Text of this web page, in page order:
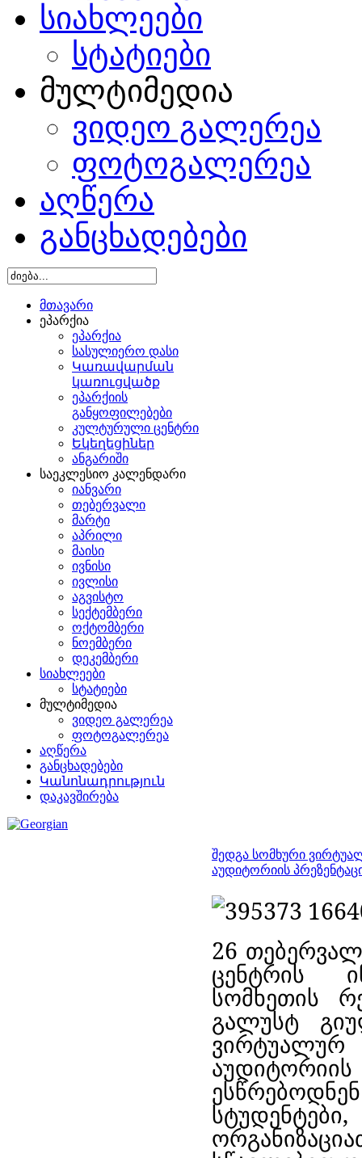
სიახლეები
სტატიები
მულტიმედია
ვიდეო გალერეა
ფოტოგალერეა
აღწერა
განცხადებები
მთავარი
ეპარქია
ეპარქია
სასულიერო დასი
Կառավարման
կառուցվածք
ეპარქიის
განყოფილებები
კულტურული ცენტრი
Եկեղեցիներ
ანგარიში
საეკლესიო კალენდარი
იანვარი
თებერვალი
მარტი
აპრილი
მაისი
ივნისი
ივლისი
აგვისტო
სექტემბერი
ოქტომბერი
ნოემბერი
დეკემბერი
სიახლეები
სტატიები
მულტიმედია
ვიდეო გალერეა
ფოტოგალერეა
აღწერა
განცხადებები
Կանոնադրություն
დაკავშირება
შედგა სომხური
აუდიტორიის
26
ცენტრის
სომხეთის
გალუსტ
ორგანიზაცი